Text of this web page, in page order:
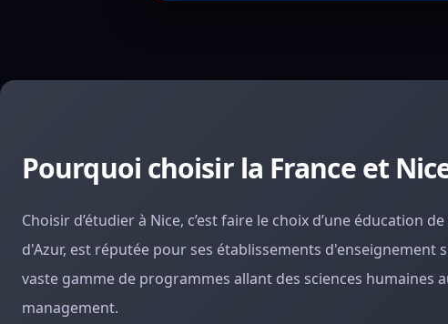
Pourquoi choisir la France et
Choisir d’étudier à Nice, c’est faire le choix d’une éducation
d'Azur, est réputée pour ses établissements
vaste gamme de programmes allant des sciences
management.